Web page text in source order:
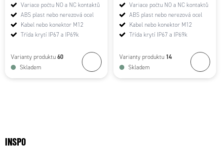
Variace počtu NO a NC kontaktů
ABS plast nebo nerezová ocel
Kabel nebo konektor M12
Třída krytí IP67 a IP69k
Varianty produktu 60
Skladem
Variace počtu NO a NC kontaktů
ABS plast nebo nerezová ocel
Kabel nebo konektor M12
Třída krytí IP67 a IP69k
Varianty produktu 14
Skladem
INSPO